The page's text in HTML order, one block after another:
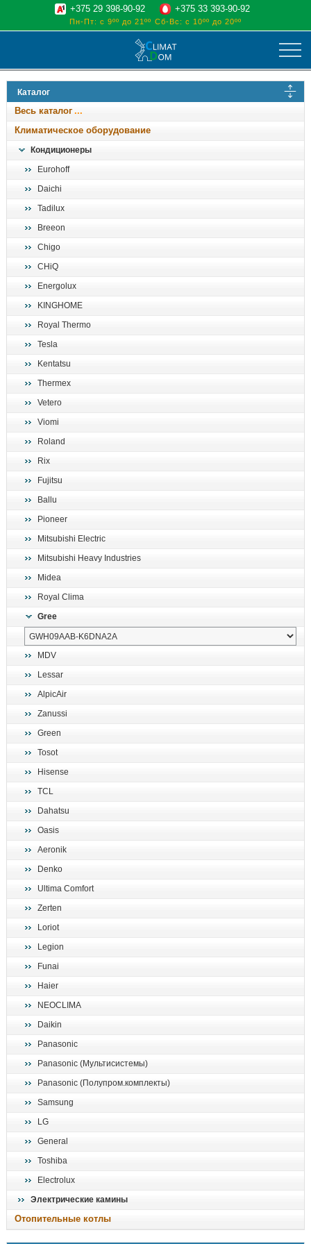
климат
отопительные котлы
водоснабжение
+375 29 398-90-92 +375 33 393-90-92
Пн-Пт: с 9ºº до 21ºº Сб-Вс: с 10ºº до 20ºº
Каталог
Весь каталог
Климатическое оборудование
Кондиционеры
Eurohoff
Daichi
Tadilux
Breeon
Chigo
CHiQ
Energolux
KINGHOME
Royal Thermo
Tesla
Kentatsu
Thermex
Vetero
Viomi
Roland
Rix
Fujitsu
Ballu
Pioneer
Mitsubishi Electric
Mitsubishi Heavy Industries
Midea
Royal Clima
Gree
MDV
Lessar
AlpicAir
Zanussi
Green
Tosot
Hisense
TCL
Dahatsu
Oasis
Aeronik
Denko
Ultima Comfort
Zerten
Loriot
Legion
Funai
Haier
NEOCLIMA
Daikin
Panasonic
Panasonic (Мультисистемы)
Panasonic (Полупром.комплекты)
Samsung
LG
General
Toshiba
Electrolux
Электрические камины
Отопительные котлы